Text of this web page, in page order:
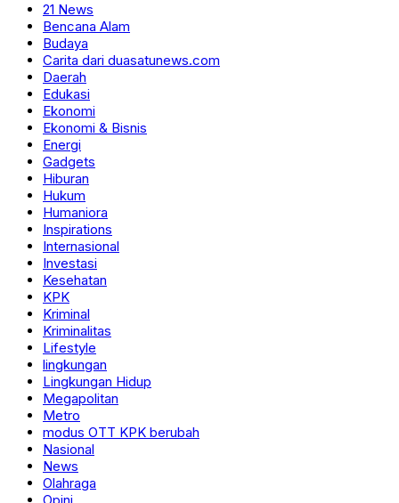
21 News
Bencana Alam
Budaya
Carita dari duasatunews.com
Daerah
Edukasi
Ekonomi
Ekonomi & Bisnis
Energi
Gadgets
Hiburan
Hukum
Humaniora
Inspirations
Internasional
Investasi
Kesehatan
KPK
Kriminal
Kriminalitas
Lifestyle
lingkungan
Lingkungan Hidup
Megapolitan
Metro
modus OTT KPK berubah
Nasional
News
Olahraga